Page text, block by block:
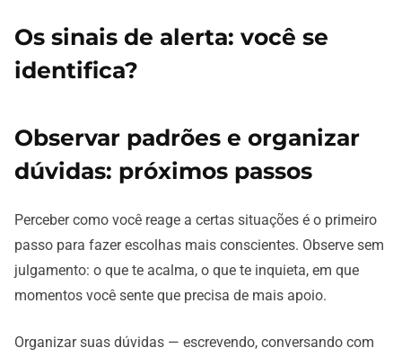
Os sinais de alerta: você se
identifica?
Observar padrões e organizar
dúvidas: próximos passos
Perceber como você reage a certas situações é o primeiro
passo para fazer escolhas mais conscientes. Observe sem
julgamento: o que te acalma, o que te inquieta, em que
momentos você sente que precisa de mais apoio.
Organizar suas dúvidas — escrevendo, conversando com